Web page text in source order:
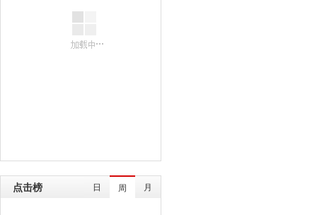
点击榜 日 周 月